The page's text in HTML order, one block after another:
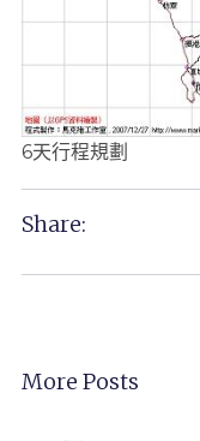
6天行程規劃
Share:
More Posts